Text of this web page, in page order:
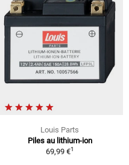
Louis Parts
Piles au lithium-ion
69,99 €1